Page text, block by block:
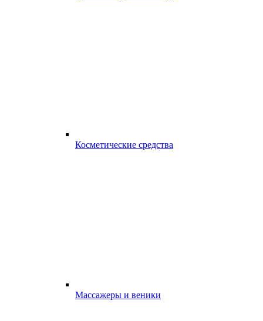
Косметические средства
Массажеры и веники